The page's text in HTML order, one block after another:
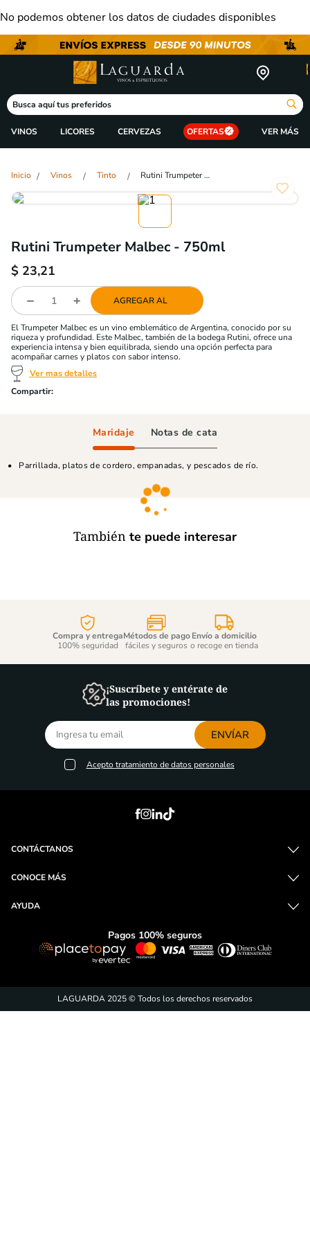
No podemos obtener los datos de ciudades disponibles
Busca aquí tus preferidos
VINOS LICORES CERVEZAS OFERTAS
Vinos Tinto Rutini Trumpeter Malbec - 750ml
Rutini Trumpeter Malbec - 750ml
$ 23,21
AGREGAR AL
El Trumpeter Malbec es un vino emblemático de Argentina, conocido por su
riqueza y profundidad. Este Malbec, también de la bodega Rutini, ofrece una
experiencia intensa y bien equilibrada, siendo una opción perfecta para
acompañar carnes y platos con sabor intenso.
Ver mas detalles
Maridaje Notas de cata
Parrillada, platos de cordero, empanadas, y pescados de río.
También te puede interesar
Compra y entrega
100% seguridad
Métodos de pago
fáciles y seguros
Envío a domicilio
o recoge en tienda
¡Suscríbete y entérate de
las promociones!
ENVÍAR
Acepto tratamiento de datos personales
CONTÁCTANOS
CONOCE MÁS
AYUDA
Pagos 100% seguros
LAGUARDA 2025 © Todos los derechos reservados